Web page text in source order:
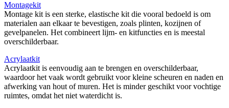
Montagekit
Montage kit is een sterke, elastische kit die vooral bedoeld is om
materialen aan elkaar te bevestigen, zoals plinten, kozijnen of
gevelpanelen. Het combineert lijm- en kitfuncties en is meestal
overschilderbaar.
Acrylaatkit
Acrylaatkit is eenvoudig aan te brengen en overschilderbaar,
waardoor het vaak wordt gebruikt voor kleine scheuren en naden en
afwerking van hout of muren. Het is minder geschikt voor vochtige
ruimtes, omdat het niet waterdicht is.